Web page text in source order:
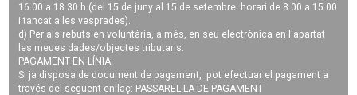
16.00 a 18.30 h (del 15 de juny al 15 de setembre: horari de 8.00 a 15.00
i tancat a les vesprades).
d) Per als rebuts en voluntària, a més, en seu electrònica en l'apartat
les meues dades/objectes tributaris.
PAGAMENT EN LÍNIA:
Si ja disposa de document de pagament, pot efectuar el pagament a
través del següent enllaç: PASSAREL·LA DE PAGAMENT